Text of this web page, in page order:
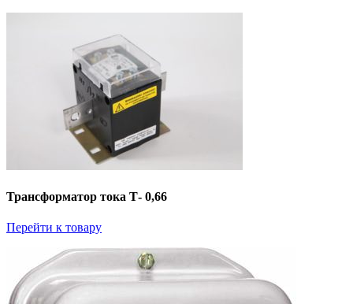
Трансформатор тока Т- 0,66
Перейти к товару